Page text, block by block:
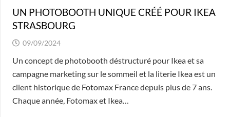
UN PHOTOBOOTH UNIQUE CRÉÉ POUR IKEA
STRASBOURG
09/09/2024
Un concept de photobooth déstructuré pour Ikea et sa
campagne marketing sur le sommeil et la literie Ikea est un
client historique de Fotomax France depuis plus de 7 ans.
Chaque année, Fotomax et Ikea…